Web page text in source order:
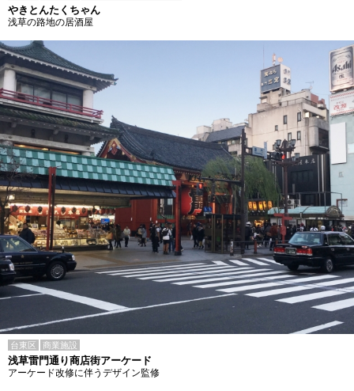
やきとんたくちゃん
浅草の路地の居酒屋
台東区 商業施設
浅草雷門通り商店街アーケード
アーケード改修に伴うデザイン監修